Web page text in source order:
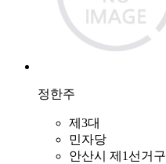
정한주
제3대
민자당
안산시 제1선거구